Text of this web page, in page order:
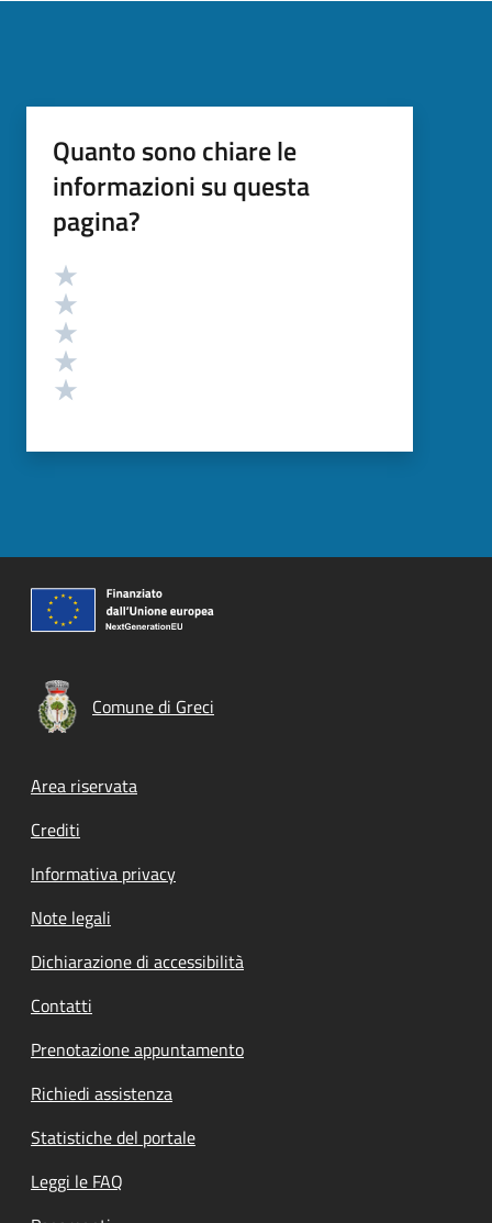
Quanto sono chiare le
informazioni su questa
pagina?
Valutazione
Comune di Greci
Footer menu
Area riservata
Crediti
Informativa privacy
Note legali
Dichiarazione di accessibilità
Contatti
Prenotazione appuntamento
Richiedi assistenza
Statistiche del portale
Leggi le FAQ